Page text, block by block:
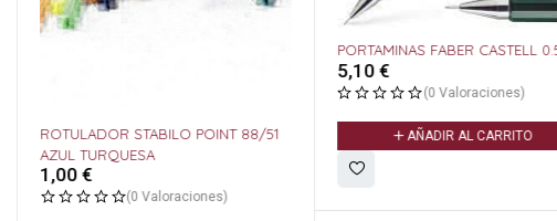
ROTULADOR STABILO POINT 88/51
AZUL TURQUESA
1,00€
(0 Valoraciones)
PORTAMINAS FABER CASTELL
5,10€
(0 Valoraciones)
AÑADIR AL CARRITO